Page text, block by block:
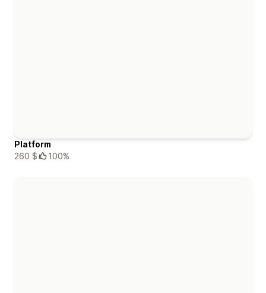
Platform
260 $
100%